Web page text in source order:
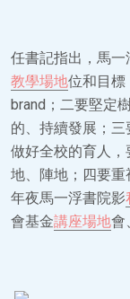
任書記指出，馬
教學場地位和目標
brand；二要堅定
的、持續發展；
做好全校的育人
地、陣地；四要重
年夜馬一浮書院影
會基金講座場地會